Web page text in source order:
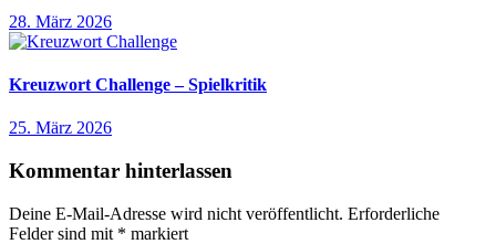
28. März 2026
Kreuzwort Challenge – Spielkritik
25. März 2026
Kommentar hinterlassen
Deine E-Mail-Adresse wird nicht veröffentlicht. Erforderliche
Felder sind mit * markiert